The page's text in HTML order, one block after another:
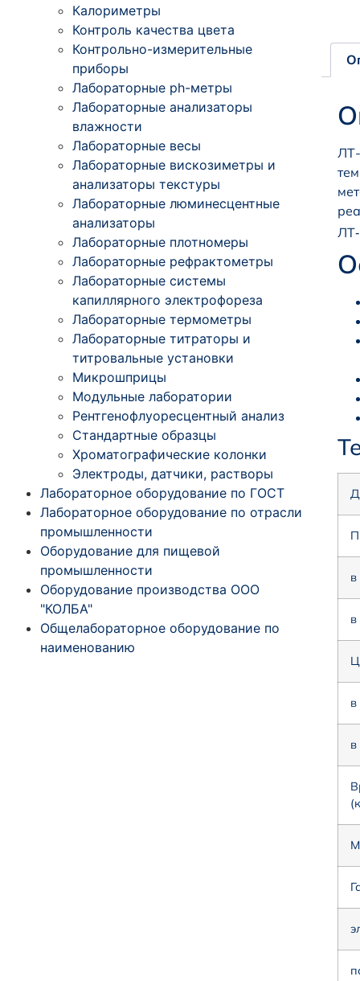
Калориметры
Контроль качества цвета
Контрольно-измерительные
приборы
Лабораторные ph-метры
Лабораторные анализаторы
влажности
Лабораторные весы
Лабораторные вискозиметры и
анализаторы текстуры
Лабораторные люминесцентные
анализаторы
Лабораторные плотномеры
Лабораторные рефрактометры
Лабораторные системы
капиллярного электрофореза
Лабораторные термометры
Лабораторные титраторы и
титровальные установки
Микрошприцы
Модульные лаборатории
Рентгенофлуоресцентный анализ
Стандартные образцы
Хроматографические колонки
Электроды, датчики, растворы
Лабораторное оборудование по ГОСТ
Лабораторное оборудование по отрасли
промышленности
Оборудование для пищевой
промышленности
Оборудование производства ООО
"КОЛБА"
Общелабораторное оборудование по
наименованию
ЛТ-